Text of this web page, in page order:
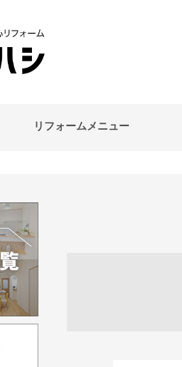
リフォームメニュー